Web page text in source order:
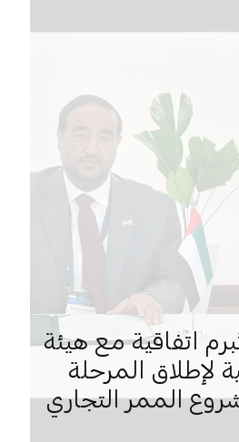
اتفاقية مع هيئة
لإطلاق المرحلة
الممر التجاري